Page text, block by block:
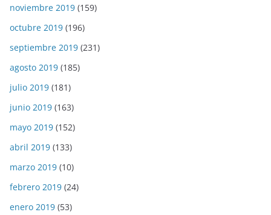
noviembre 2019 (159)
octubre 2019 (196)
septiembre 2019 (231)
agosto 2019 (185)
julio 2019 (181)
junio 2019 (163)
mayo 2019 (152)
abril 2019 (133)
marzo 2019 (10)
febrero 2019 (24)
enero 2019 (53)